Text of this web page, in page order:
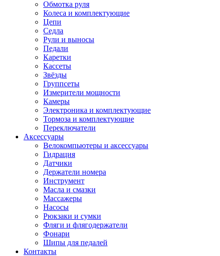
Обмотка руля
Колеса и комплектующие
Цепи
Седла
Рули и выносы
Педали
Каретки
Кассеты
Звёзды
Группсеты
Измерители мощности
Камеры
Электроника и комплектующие
Тормоза и комплектующие
Переключатели
Аксессуары
Велокомпьютеры и аксессуары
Гидрация
Датчики
Держатели номера
Инструмент
Масла и смазки
Массажеры
Насосы
Рюкзаки и сумки
Фляги и флягодержатели
Фонари
Шипы для педалей
Контакты